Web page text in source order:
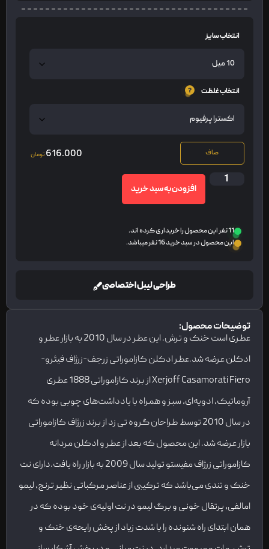
انتخاب سایز
انتخاب غلظت
صاف 616.000 تومان
افزودن به سبد خرید
11 نفر این محصول را خریداری کرده اند.
این محصول در سبد خرید 16 نفر میباشد.
طراحی لیبل اختصاصی
توضیحات محصول:
عطری است خنک و ترش. این عطر در سال 2010 به بازار عطر و
ادکلن عرضه شد.عطر ادکلن کازاموراتی زرجف-زرژاف فیئرو-
Xerjoff Casamorati Fiero از برند کازاموراتی 1888 عطری
آروماتیک، ادویه‌ای، سبز و همراه با یادداشت‌های چوبی بوده که
در سال 2010 توسط طراحان گروه تی زد از برند زرژاف کازاموراتی
بازار عرضه شد. این محصول که بعد از عطر و ادکلن مردانه
کازاموراتی زرژاف مفیستو تولید سال 2009 به بازار راه یافت.دارای نت
خنک و تندی می‌باشد که ترکیبی از عناصر مرکباتی نظیر ترنج، لیمو
امالفی، پرتقال خونی و برگ لیمو در نت اولیه‌ی خود بوده که در
همان ابتدای راه شنونده را با شدت زیاد از پخش رایحه‌ی خنک و